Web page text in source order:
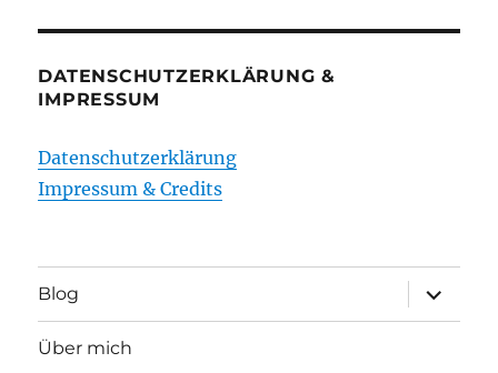
DATENSCHUTZERKLÄRUNG &
IMPRESSUM
Datenschutzerklärung
Impressum & Credits
Blog
öffnen
Über mich